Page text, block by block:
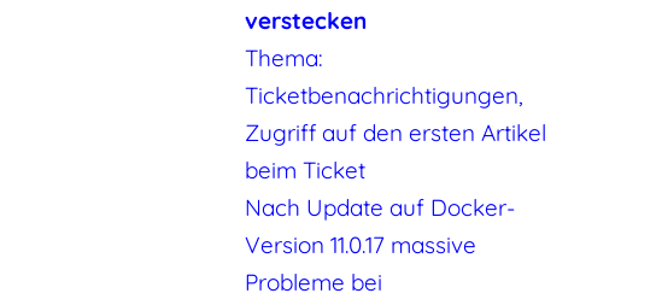
verstecken
Thema:
Ticketbenachrichtigungen,
Zugriff auf den ersten Artikel
beim Ticket
Nach Update auf Docker-
Version 11.0.17 massive
Probleme bei